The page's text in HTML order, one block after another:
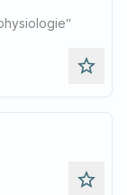
star_outline
star_outline